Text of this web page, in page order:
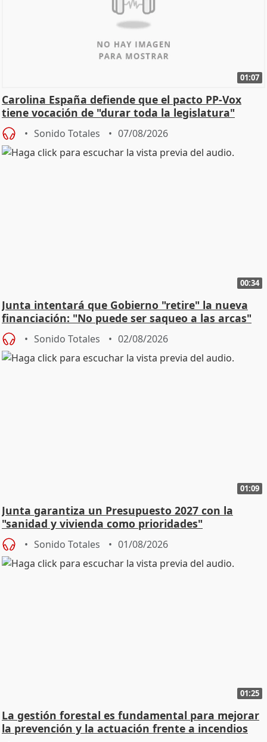
01:07
Carolina España defiende que el pacto PP-Vox
tiene vocación de "durar toda la legislatura"
Sonido Totales 07/08/2026
00:34
Junta intentará que Gobierno "retire" la nueva
financiación: "No puede ser saqueo a las arcas"
Sonido Totales 02/08/2026
01:09
Junta garantiza un Presupuesto 2027 con la
"sanidad y vivienda como prioridades"
Sonido Totales 01/08/2026
01:25
La gestión forestal es fundamental para mejorar
la prevención y la actuación frente a incendios